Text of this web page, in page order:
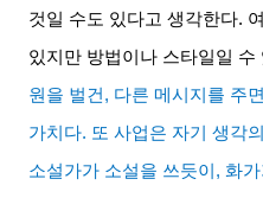
것일 수도 있다고 생각한다.
있지만 방법이나 스타일일 수
원을 벌건 , 다른 메시지를 주
가치다. 또 사업은 자기 생각
소설가가 소설을 쓰듯이 , 화